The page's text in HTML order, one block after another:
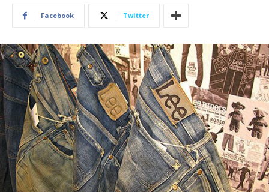
Facebook Twitter